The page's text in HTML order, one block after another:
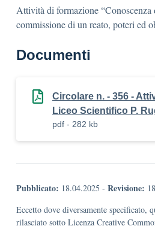
Attività di formazione “Conoscenza
commissione di un reato, poteri ed
Documenti
Circolare n. - 356 -
Liceo Scientifico P.
pdf - 282 kb
Pubblicato: 18.04.2025 - Revisione:
Eccetto dove diversamente specificato,
rilasciato sotto Licenza Creative